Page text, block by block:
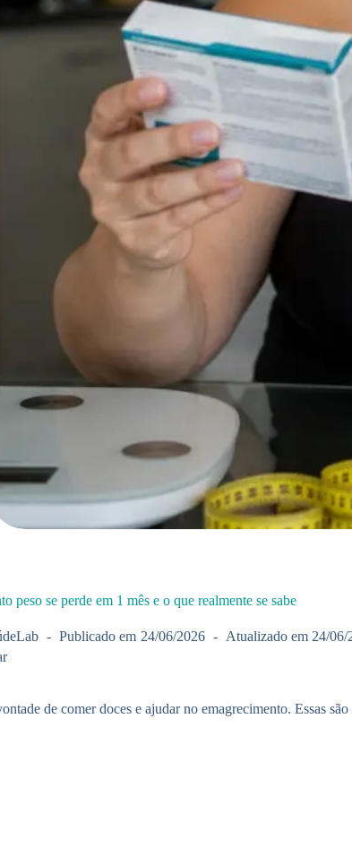
peso se perde em 1 mês e o que realmente se sabe
Publicado em 24/06/2026 Atualizado em 24/06/
de comer doces e ajudar no emagrecimento. Essas são